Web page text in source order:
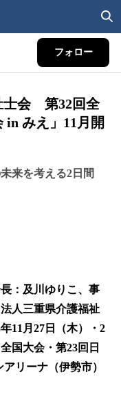
フォロー
士会 第32回全
in みえ」11月開
来を考える2日間
：及川ゆりこ、事
人三重県介護福祉
11月27日（木）・2
国大会・第23回日
リーナ（伊勢市）